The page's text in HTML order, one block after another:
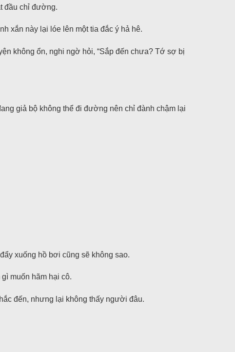
đầu chỉ đường.
xắn này lại lóe lên một tia đắc ý hả hê.
không ổn, nghi ngờ hỏi, “Sắp đến chưa? Tớ sợ bị
giả bộ không thể đi đường nên chỉ đành chậm lại
xuống hồ bơi cũng sẽ không sao.
muốn hãm hại cô.
đến, nhưng lại không thấy người đâu.